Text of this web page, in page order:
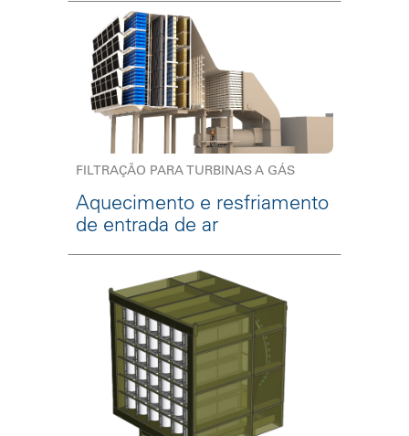
FILTRAÇÃO PARA TURBINAS A GÁS
Aquecimento e resfriamento
de entrada de ar